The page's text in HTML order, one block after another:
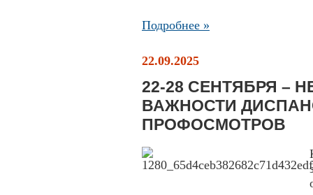
Подробнее »
22.09.2025
22-28 СЕНТЯБРЯ –
ВАЖНОСТИ
ПРОФОСМОТРОВ